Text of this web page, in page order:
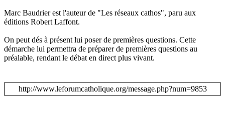
Marc Baudrier est l'auteur de "Les réseaux cathos", paru aux
éditions Robert Laffont.
On peut dés à présent lui poser de premières questions. Cette
démarche lui permettra de préparer de premières questions au
préalable, rendant le débat en direct plus vivant.
http://www.leforumcatholique.org/message.php?num=9853